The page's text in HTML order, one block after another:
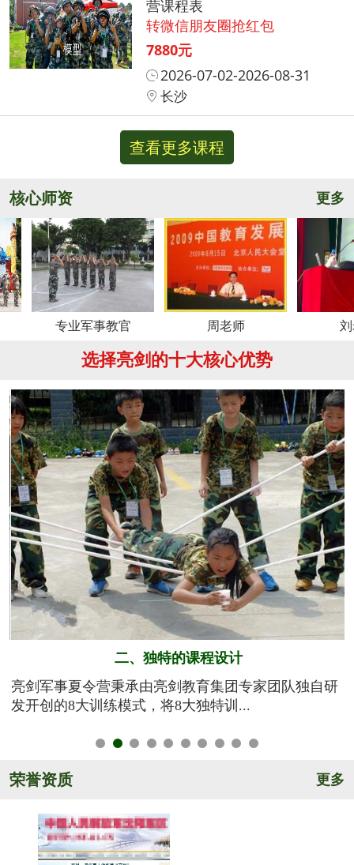
营课程表
转微信朋友圈抢红包
7880元
2026-07-02-2026-08-31
长沙
查看更多课程
核心师资 更多
业军事教官
选择亮剑的十大核心优势
二、独特的课程设计
亮剑军事夏令营秉承由亮剑教育集团专家团队独自研
发开创的8大训练模式，将8大独特训...
荣誉资质 更多